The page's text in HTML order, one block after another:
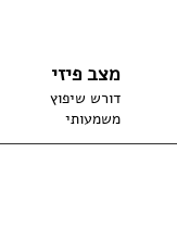
מצב פיזי
דורש שיפוץ
משמעותי